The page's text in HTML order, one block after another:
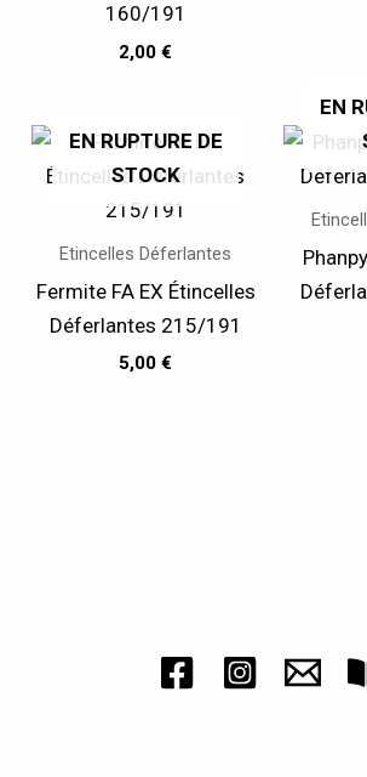
160/191
2,00€
EN RUPTURE DE
STOCK
Etincelles Déferlantes
Fermite FA EX Étincelles
Déferlantes 215/191
5,00€
EN